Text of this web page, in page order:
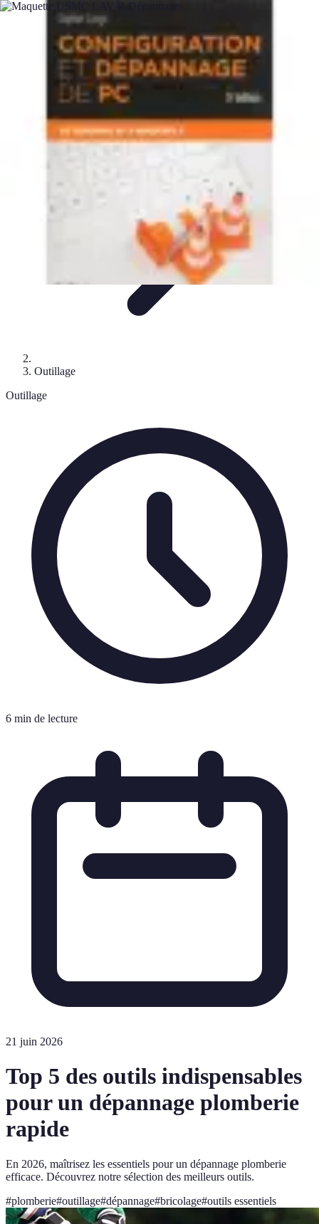
Plomberie Rapide
Outils et Équipements
Dépannage plomberie
Plomberie Rapide
Outillage
Outillage
6 min de lecture
21 juin 2026
Top 5 des outils indispensables
pour un dépannage plomberie
rapide
En 2026, maîtrisez les essentiels pour un dépannage plomberie
efficace. Découvrez notre sélection des meilleurs outils.
#plomberie#outillage#dépannage#bricolage#outils essentiels